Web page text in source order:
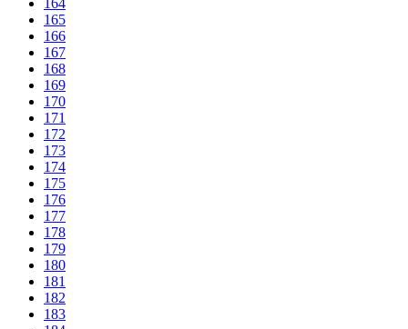
165
166
167
168
169
170
171
172
173
174
175
176
177
178
179
180
181
182
183